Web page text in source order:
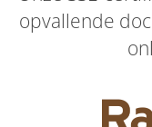
opvallende